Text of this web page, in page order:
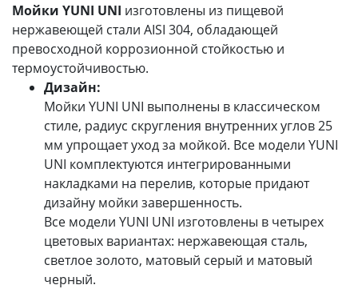
Мойки YUNI UNI изготовлены из пищевой
нержавеющей стали AISI 304, обладающей
превосходной коррозионной стойкостью и
термоустойчивостью.
Дизайн:
Мойки YUNI UNI выполнены в классическом
стиле, радиус скругления внутренних углов 25
мм упрощает уход за мойкой. Все модели YUNI
UNI комплектуются интегрированными
накладками на перелив, которые придают
дизайну мойки завершенность.
Все модели YUNI UNI изготовлены в четырех
цветовых вариантах: нержавеющая сталь,
светлое золото, матовый серый и матовый
черный.